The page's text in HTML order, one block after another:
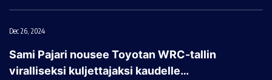
Dec 26, 2024
Sami Pajari nousee Toyotan WRC-tallin
viralliseksi kuljettajaksi kaudelle…